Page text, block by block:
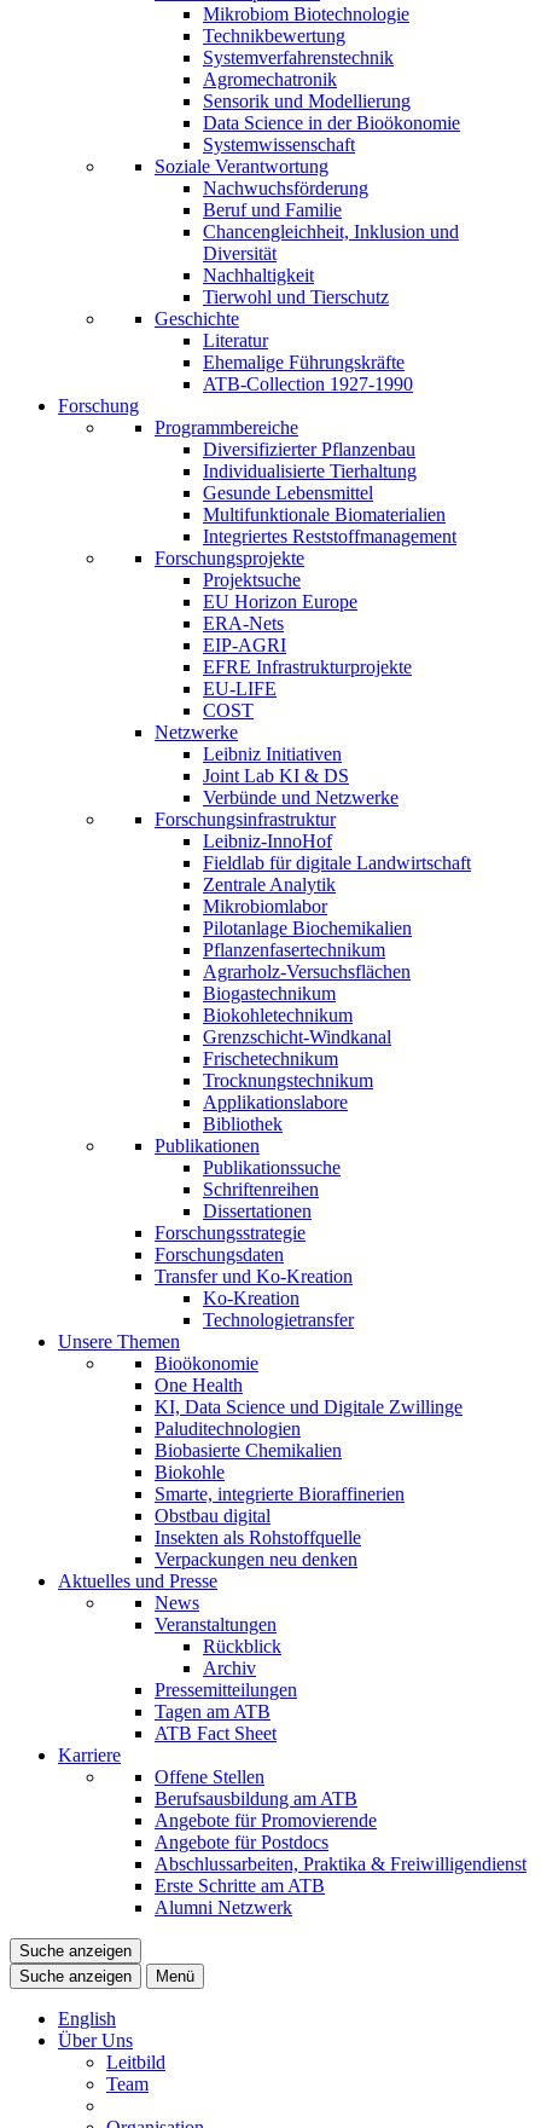
Mikrobiom Biotechnologie
Technikbewertung
Systemverfahrenstechnik
Agromechatronik
Sensorik und Modellierung
Data Science in der Bioökonomie
Systemwissenschaft
Soziale Verantwortung
Nachwuchsförderung
Beruf und Familie
Chancengleichheit, Inklusion und
Diversität
Nachhaltigkeit
Tierwohl und Tierschutz
Geschichte
Literatur
Ehemalige Führungskräfte
ATB-Collection 1927-1990
Forschung
Programmbereiche
Diversifizierter Pflanzenbau
Individualisierte Tierhaltung
Gesunde Lebensmittel
Multifunktionale Biomaterialien
Integriertes Reststoffmanagement
Forschungsprojekte
Projektsuche
EU Horizon Europe
ERA-Nets
EIP-AGRI
EFRE Infrastrukturprojekte
EU-LIFE
COST
Netzwerke
Leibniz Initiativen
Joint Lab KI & DS
Verbünde und Netzwerke
Forschungsinfrastruktur
Leibniz-InnoHof
Fieldlab für digitale Landwirtschaft
Zentrale Analytik
Mikrobiomlabor
Pilotanlage Biochemikalien
Pflanzenfasertechnikum
Agrarholz-Versuchsflächen
Biogastechnikum
Biokohletechnikum
Grenzschicht-Windkanal
Frischetechnikum
Trocknungstechnikum
Applikationslabore
Bibliothek
Publikationen
Publikationssuche
Schriftenreihen
Dissertationen
Forschungsstrategie
Forschungsdaten
Transfer und Ko-Kreation
Ko-Kreation
Technologietransfer
Unsere Themen
Bioökonomie
One Health
KI, Data Science und Digitale Zwillinge
Paluditechnologien
Biobasierte Chemikalien
Biokohle
Smarte, integrierte Bioraffinerien
Obstbau digital
Insekten als Rohstoffquelle
Verpackungen neu denken
Aktuelles und Presse
News
Veranstaltungen
Rückblick
Archiv
Pressemitteilungen
Tagen am ATB
ATB Fact Sheet
Karriere
Offene Stellen
Berufsausbildung am ATB
Angebote für Promovierende
Angebote für Postdocs
Abschlussarbeiten, Praktika & Freiwilligendienst
Erste Schritte am ATB
Alumni Netzwerk
Suche anzeigen
Suche anzeigen
Menü
English
Über Uns
Leitbild
Team